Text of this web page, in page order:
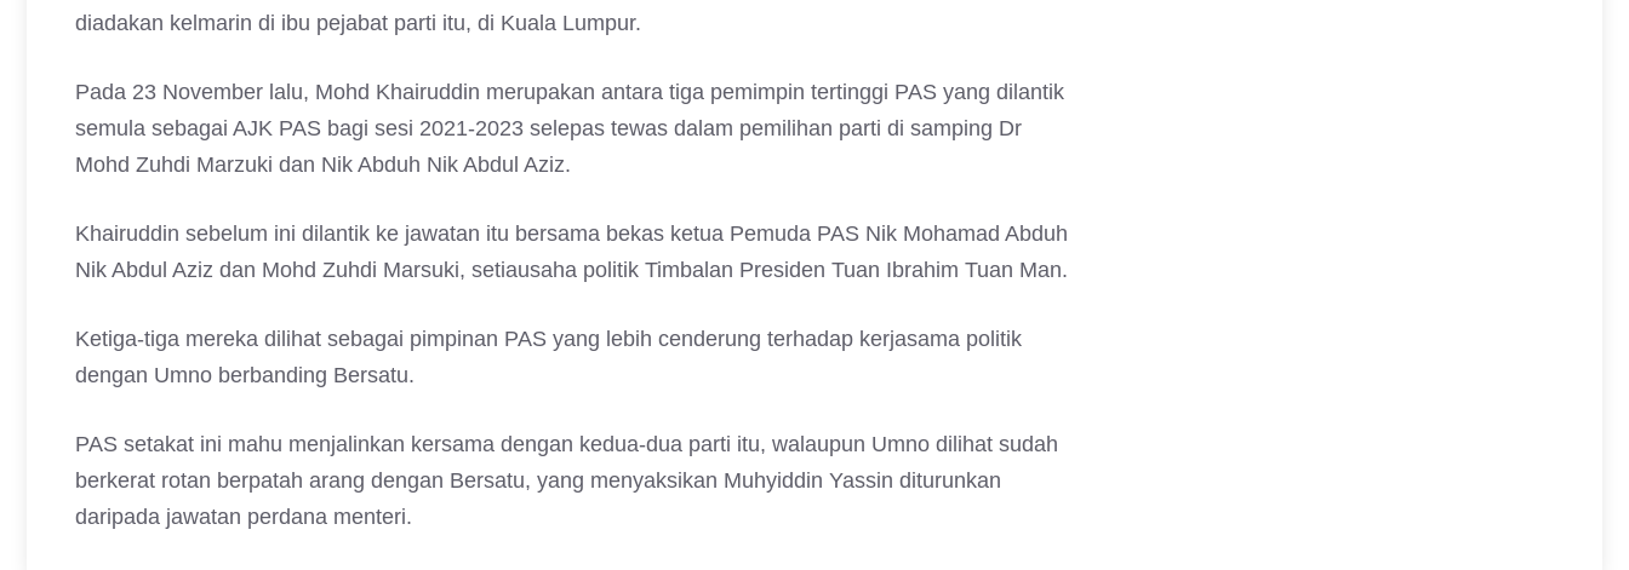
diadakan kelmarin di ibu pejabat parti itu, di Kuala Lumpur.
Pada 23 November lalu, Mohd Khairuddin merupakan antara tiga pemimpin tertinggi PAS yang dilantik
semula sebagai AJK PAS bagi sesi 2021-2023 selepas tewas dalam pemilihan parti di samping Dr
Mohd Zuhdi Marzuki dan Nik Abduh Nik Abdul Aziz.
Khairuddin sebelum ini dilantik ke jawatan itu bersama bekas ketua Pemuda PAS Nik Mohamad Abduh
Nik Abdul Aziz dan Mohd Zuhdi Marsuki, setiausaha politik Timbalan Presiden Tuan Ibrahim Tuan Man.
Ketiga-tiga mereka dilihat sebagai pimpinan PAS yang lebih cenderung terhadap kerjasama politik
dengan Umno berbanding Bersatu.
PAS setakat ini mahu menjalinkan kersama dengan kedua-dua parti itu, walaupun Umno dilihat sudah
berkerat rotan berpatah arang dengan Bersatu, yang menyaksikan Muhyiddin Yassin diturunkan
daripada jawatan perdana menteri.